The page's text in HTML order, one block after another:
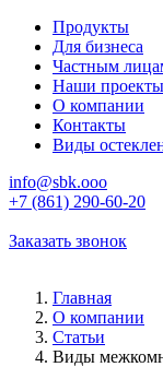
Продукты
Для бизнеса
Частным
Наши проекты
О компании
Контакты
Виды
info@sbk.ooo
+7 (861) 290-60-20
Заказать звонок
Главная
О компании
Статьи
Виды